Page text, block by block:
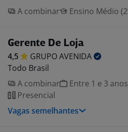
A combinar
Ensino Médio
Gerente De Loja
4,5 GRUPOAVENIDA
Todo Brasil
A combinar
Entre 1 e 3 anos
Presencial
Vagas semelhantes